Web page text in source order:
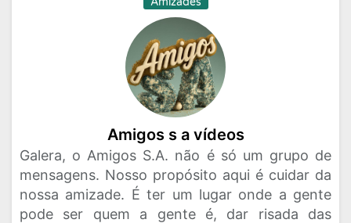
Amigos s a vídeos
Galera, o Amigos S.A. não é só um grupo de
mensagens. Nosso propósito aqui é cuidar da
nossa amizade. É ter um lugar onde a gente
pode ser quem a gente é, dar risada das